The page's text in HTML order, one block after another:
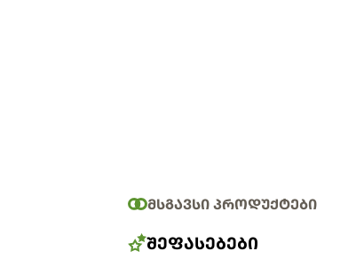
ᲛᲡᲒᲐᲕᲡᲘ ᲞᲠᲝᲓᲣᲥᲢᲔᲑᲘ
ᲨᲔᲤᲐᲡᲔᲑᲔᲑᲘ